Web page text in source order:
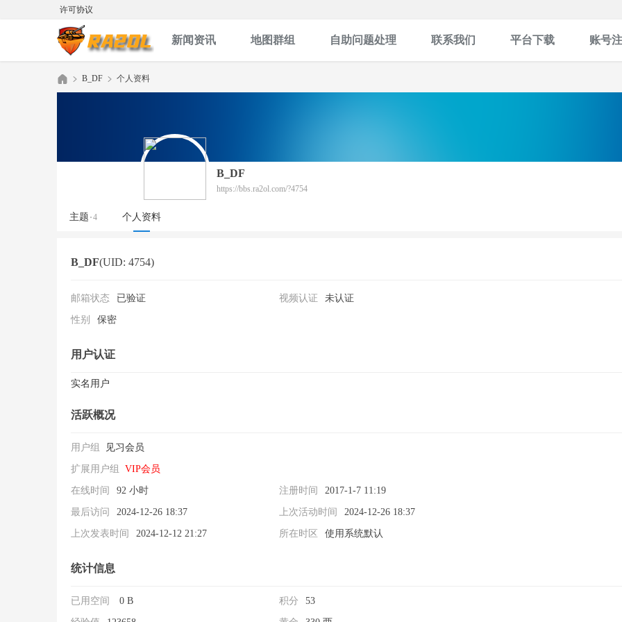
许可协议
新闻资讯 地图群组 自助问题处理 联系我们 平台下载 账号
B_DF 个人资料
B_DF
https://bbs.ra2ol.com/?4754
主题 4 个人资料
B_DF(UID: 4754)
邮箱状态 已验证 视频认证 未认证
性别 保密
用户认证
实名用户
活跃概况
用户组 见习会员
扩展用户组 VIP会员
在线时间 92 小时 注册时间 2017-1-7 11:19
最后访问 2024-12-26 18:37 上次活动时间 2024-12-26 18:37
上次发表时间 2024-12-12 21:27 所在时区 使用系统默认
统计信息
已用空间 0 B 积分 53